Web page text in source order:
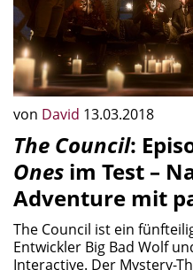
von David 13.03.2018
The Council:
Ones im Test –
Adventure mit
The Council ist ein
Entwickler Big Bad Wolf
Interactive. Der Mystery-